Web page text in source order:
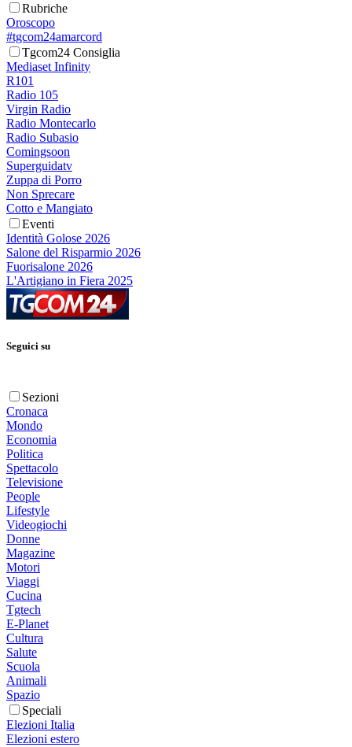
Rubriche
Oroscopo
#tgcom24amarcord
Tgcom24 Consiglia
Mediaset Infinity
R101
Radio 105
Virgin Radio
Radio Montecarlo
Radio Subasio
Comingsoon
Superguidatv
Zuppa di Porro
Non Sprecare
Cotto e Mangiato
Eventi
Identità Golose 2026
Salone del Risparmio 2026
Fuorisalone 2026
L'Artigiano in Fiera 2025
Seguici su
Sezioni
Cronaca
Mondo
Economia
Politica
Spettacolo
Televisione
People
Lifestyle
Videogiochi
Donne
Magazine
Motori
Viaggi
Cucina
Tgtech
E-Planet
Cultura
Salute
Scuola
Animali
Spazio
Speciali
Elezioni Italia
Elezioni estero